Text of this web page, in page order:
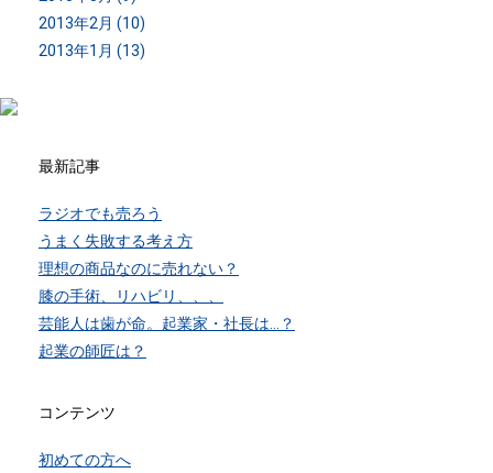
2013年2月 (10)
2013年1月 (13)
最新記事
ラジオでも売ろう
うまく失敗する考え方
理想の商品なのに売れない？
膝の手術、リハビリ、、、
芸能人は歯が命。起業家・社長は…？
起業の師匠は？
コンテンツ
初めての方へ